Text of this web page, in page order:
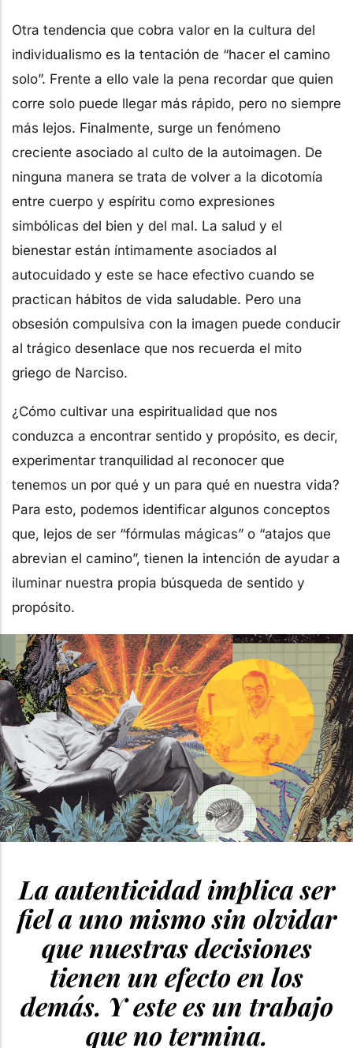
Otra tendencia que cobra valor en la cultura del
individualismo es la tentación de “hacer el camino
solo”. Frente a ello vale la pena recordar que quien
corre solo puede llegar más rápido, pero no siempre
más lejos. Finalmente, surge un fenómeno
creciente asociado al culto de la autoimagen. De
ninguna manera se trata de volver a la dicotomía
entre cuerpo y espíritu como expresiones
simbólicas del bien y del mal. La salud y el
bienestar están íntimamente asociados al
autocuidado y este se hace efectivo cuando se
practican hábitos de vida saludable. Pero una
obsesión compulsiva con la imagen puede conducir
al trágico desenlace que nos recuerda el mito
griego de Narciso.
¿Cómo cultivar una espiritualidad que nos
conduzca a encontrar sentido y propósito, es decir,
experimentar tranquilidad al reconocer que
tenemos un por qué y un para qué en nuestra vida?
Para esto, podemos identificar algunos conceptos
que, lejos de ser “fórmulas mágicas” o “atajos que
abrevian el camino”, tienen la intención de ayudar a
iluminar nuestra propia búsqueda de sentido y
propósito.
La autenticidad implica ser
fiel a uno mismo sin olvidar
que nuestras decisiones
tienen un efecto en los
demás. Y este es un trabajo
que no termina.